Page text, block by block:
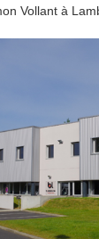
Vollant à